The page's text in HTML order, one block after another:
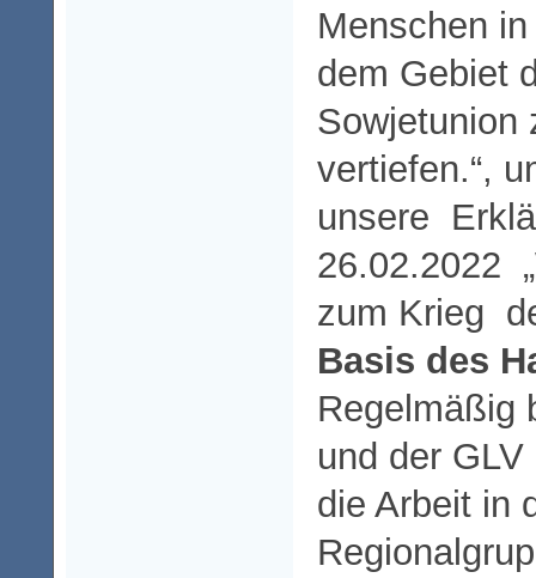
Menschen
dem Gebiet
Sowjetunion
vertiefen.“,
unsere
26.02.2022
zum Krieg
Basis des
Regelmäßig
und der
die Arbeit in